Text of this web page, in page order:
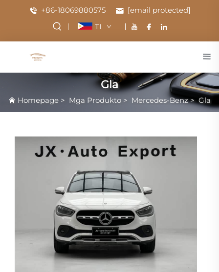
+86-18069880575
[email protected]
TL
Gla
Homepage > Mga Produkto > Mercedes-Benz>Gla